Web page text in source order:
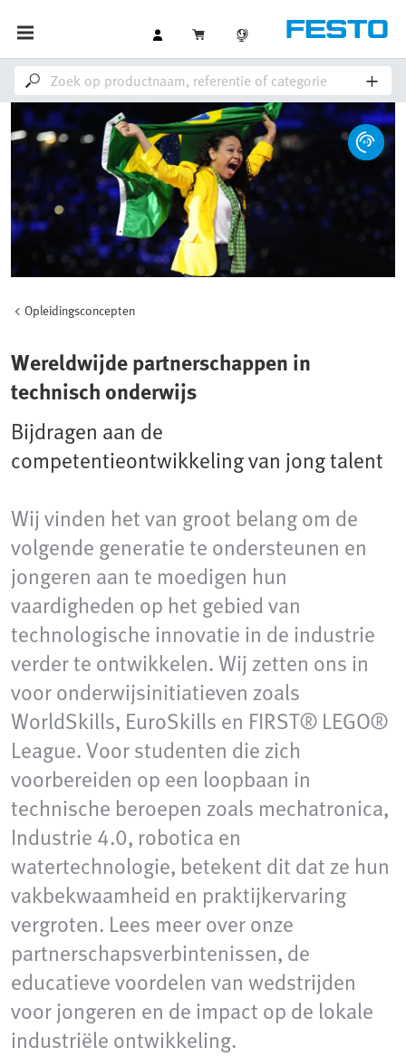
Opleidingsconcepten
Wereldwijde partnerschappen in
technisch onderwijs
Bijdragen aan de
competentieontwikkeling van jong talent
Wij vinden het van groot belang om de
volgende generatie te ondersteunen en
jongeren aan te moedigen hun
vaardigheden op het gebied van
technologische innovatie in de industrie
verder te ontwikkelen. Wij zetten ons in
voor onderwijsinitiatieven zoals
WorldSkills, EuroSkills en FIRST® LEGO®
League. Voor studenten die zich
voorbereiden op een loopbaan in
technische beroepen zoals mechatronica,
Industrie 4.0, robotica en
watertechnologie, betekent dit dat ze hun
vakbekwaamheid en praktijkervaring
vergroten. Lees meer over onze
partnerschapsverbintenissen, de
educatieve voordelen van wedstrijden
voor jongeren en de impact op de lokale
industriële ontwikkeling.